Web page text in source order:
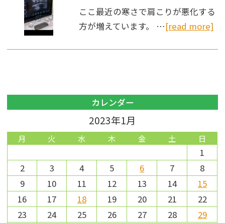
ここ最近の寒さで肩こりが悪化する
方が増えています。 …[read more]
カレンダー
2023年1月
月 火 水 木 金 土 日
1
2
3 4 5 6 7
8
9
10 11 12 13 14
15
16
17 18 19 20 21
22
23
24 25 26 27 28
29